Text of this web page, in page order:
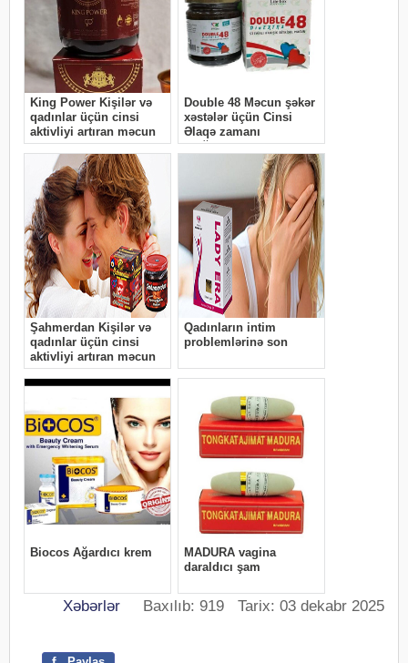
Xəbərlər Baxılıb: 919 Tarix: 03 dekabr 2025